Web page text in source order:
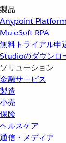
製品
Anypoint Platform
MuleSoft RPA
無料トライアル申
Studioのダウンロ
ソリューション
金融サービス
製造
小売
保険
ヘルスケア
通信・メディア